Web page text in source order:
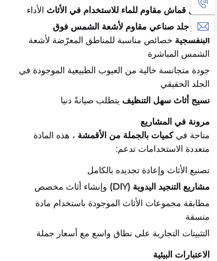
أفضل قماش مقاوم للماء للاستخدام في الأثاث الأداء
معزز جلد صناعي مقاوم لأشعة الشمس فوق
البنفسجية خصائص مناسبة للمناطق المعرّضة لأشعة
الشمس المباشرة
جودة متجانسة خالية من العيوب الطبيعية الموجودة في
الجلد الحقيقي
نسيج أثاث سهل التنظيف يتطلب صيانةً دنيا
مرونة في المشاريع
متاحة فيكميات بالجملة من الأقمشة ، هذه المادة
متعددة الاستخدامات تدعم:
تصنيع الأثاث وإعادة تجديده بالكامل
مشاريع التنجيد اليدوية (DIY)
وإنشاء أثاث مخصص
مطابقة مجموعات الأثاث الموجودة باستخدام مادة
متسقة
التثبيتات التجارية على نطاق واسع مع أسعار جملة
الاعتبارات البيئية